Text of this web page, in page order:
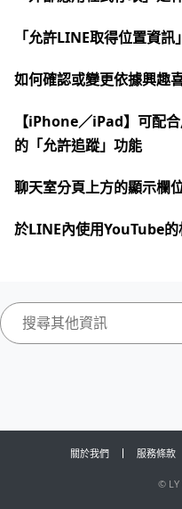
「允許LINE取得位置資
如何確認或變更依據興趣
【iPhone／iPad】可配
的「允許追蹤」功能
聊天室分頁上方的顯示欄
於LINE內使用YouTube的
關於我們 服務條款
©